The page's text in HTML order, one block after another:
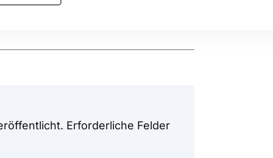
Erforderliche Felder